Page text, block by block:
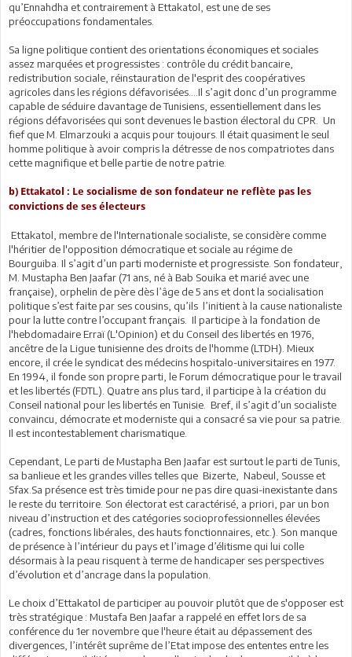
qu’Ennahdha et contrairement à Ettakatol, est une de ses
préoccupations fondamentales.
Sa ligne politique contient des orientations économiques et sociales
assez marquées et progressistes : contrôle du crédit bancaire,
redistribution sociale, réinstauration de l'esprit des coopératives
agricoles dans les régions défavorisées....Il s’agit donc d’un programme
capable de séduire davantage de Tunisiens, essentiellement dans les
régions défavorisées qui sont devenues le bastion électoral du CPR. Un
fief que M. Elmarzouki a acquis pour toujours. Il était quasiment le seul
homme politique à avoir compris la détresse de nos compatriotes dans
cette magnifique et belle partie de notre patrie.
b) Ettakatol : Le socialisme de son fondateur ne reflète pas les
convictions de ses électeurs
Ettakatol, membre de l'Internationale socialiste, se considère comme
l'héritier de l'opposition démocratique et sociale au régime de
Bourguiba. Il s’agit d’un parti moderniste et progressiste. Son fondateur,
M. Mustapha Ben Jaafar (71 ans, né à Bab Souika et marié avec une
française), orphelin de père dès l’âge de 5 ans et dont la socialisation
politique s’est faite par ses cousins, qu’ils l’initient à la cause nationaliste
pour la lutte contre l’occupant français. Il participe à la fondation de
l'hebdomadaire Erraï (L'Opinion) et du Conseil des libertés en 1976,
ancêtre de la Ligue tunisienne des droits de l'homme (LTDH). Mieux
encore, il crée le syndicat des médecins hospitalo-universitaires en 1977.
En 1994, il fonde son propre parti, le Forum démocratique pour le travail
et les libertés (FDTL). Quatre ans plus tard, il participe à la création du
Conseil national pour les libertés en Tunisie. Bref, il s’agit d’un socialiste
convaincu, démocrate et moderniste qui a consacré sa vie pour sa patrie.
Il est incontestablement charismatique.
Cependant, Le parti de Mustapha Ben Jaafar est surtout le parti de Tunis,
sa banlieue et les grandes villes telles que Bizerte, Nabeul, Sousse et
Sfax.Sa présence est très timide pour ne pas dire quasi-inexistante dans
le reste du territoire. Son électorat est caractérisé, a priori, par un bon
niveau d’instruction et des catégories socioprofessionnelles élevées
(cadres, fonctions libérales, des hauts fonctionnaires, etc.). Son manque
de présence à l’intérieur du pays et l’image d’élitisme qui lui colle
désormais à la peau risquent à terme de handicaper ses perspectives
d’évolution et d’ancrage dans la population.
Le choix d’Ettakatol de participer au pouvoir plutôt que de s'opposer est
très stratégique : Mustafa Ben Jaafar a rappelé en effet lors de sa
conférence du 1er novembre que l'heure était au dépassement des
divergences, l’intérêt suprême de l’Etat impose des ententes entre les